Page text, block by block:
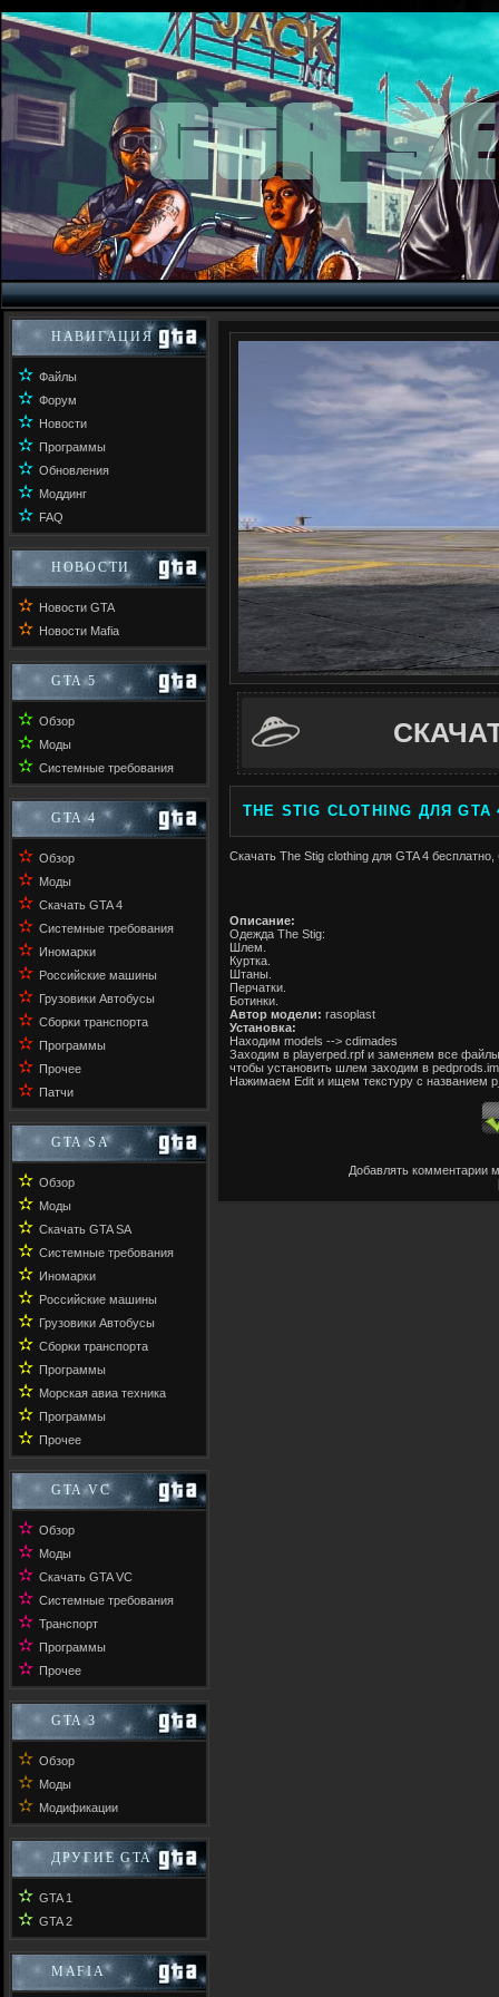
НАВИГАЦИЯ
✫ Файлы
✫ Форум
✫ Новости
✫ Программы
✫ Обновления
✫ Моддинг
✫ FAQ
НОВОСТИ
✫ Новости GTA
✫ Новости Mafia
GTA 5
✫ Обзор
✫ Моды
✫ Системные требования
GTA 4
✫ Обзор
✫ Моды
✫ Скачать GTA 4
✫ Системные требования
✫ Иномарки
✫ Российские машины
✫ Грузовики Автобусы
✫ Сборки транспорта
✫ Программы
✫ Прочее
✫ Патчи
GTA SA
✫ Обзор
✫ Моды
✫ Скачать GTA SA
✫ Системные требования
✫ Иномарки
✫ Российские машины
✫ Грузовики Автобусы
✫ Сборки транспорта
✫ Программы
✫ Морская авиа техника
✫ Программы
✫ Прочее
GTA VC
✫ Обзор
✫ Моды
✫ Скачать GTA VC
✫ Системные требования
✫ Транспорт
✫ Программы
✫ Прочее
GTA 3
✫ Обзор
✫ Моды
✫ Модификации
ДРУГИЕ GTA
✫ GTA 1
✫ GTA 2
MAFIA
THE STIG CLOTHING ДЛЯ GTA
Скачать The Stig clothing для GTA 4 бесплатно,
Описание:
Одежда The Stig:
Шлем.
Куртка.
Штаны.
Перчатки.
Ботинки.
Автор модели: rasoplast
Установка:
Находим models --> cdimades
Заходим в playerped.rpf и заменяем все
чтобы установить шлем заходим в
Нажимаем Edit и ищем текстуру с названием
Добавлять комментарии